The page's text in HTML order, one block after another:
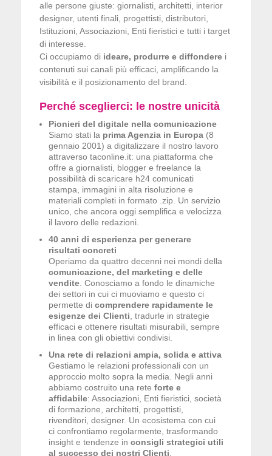
alle persone giuste: giornalisti, architetti, interior
designer, utenti finali, progettisti, distributori,
Istituzioni, Associazioni, Enti fieristici e tutti i target
di interesse.
Ci occupiamo di ideare, produrre e diffondere i
contenuti sui canali più efficaci, amplificando la
visibilità e il posizionamento del brand.
Perché sceglierci: le nostre unicità
Pionieri del digitale nella comunicazione
Siamo stati la prima Agenzia in Europa (8
gennaio 2001) a digitalizzare il nostro lavoro
attraverso taconline.it: una piattaforma che
offre a giornalisti, blogger e freelance la
possibilità di scaricare h24 comunicati
stampa, immagini in alta risoluzione e
materiali completi in formato .zip. Un servizio
unico, che ancora oggi semplifica e velocizza
il lavoro delle redazioni.
40 anni di esperienza per generare
risultati concreti
Operiamo da quattro decenni nei mondi della
comunicazione, del marketing e delle
vendite. Conosciamo a fondo le dinamiche
dei settori in cui ci muoviamo e questo ci
permette di comprendere rapidamente le
esigenze dei Clienti, tradurle in strategie
efficaci e ottenere risultati misurabili, sempre
in linea con gli obiettivi condivisi.
Una rete di relazioni ampia, solida e attiva
Gestiamo le relazioni professionali con un
approccio molto sopra la media. Negli anni
abbiamo costruito una rete forte e
affidabile: Associazioni, Enti fieristici, società
di formazione, architetti, progettisti,
rivenditori, designer. Un ecosistema con cui
ci confrontiamo regolarmente, trasformando
insight e tendenze in consigli strategici utili
al successo dei nostri Clienti.